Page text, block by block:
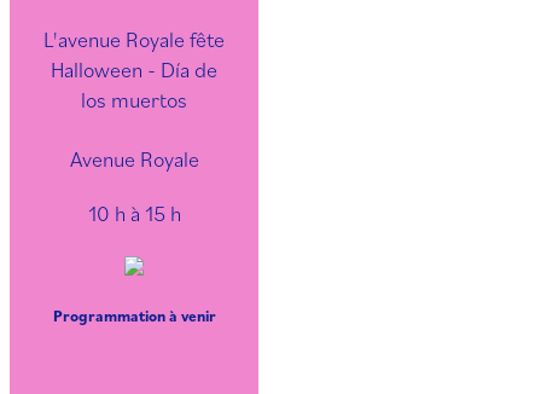
L'avenue Royale fête
Halloween - Día de
los muertos
Avenue Royale
10 h à 15 h
Programmation à venir